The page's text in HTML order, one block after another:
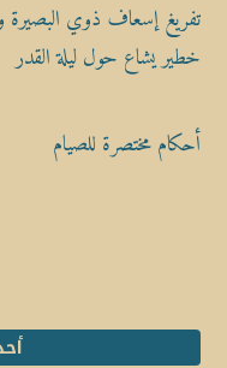
تفريغ إسعاف ذوي البصيرة
خطير يشاع حول ليلة القدر
أحكام مختصرة للصيام